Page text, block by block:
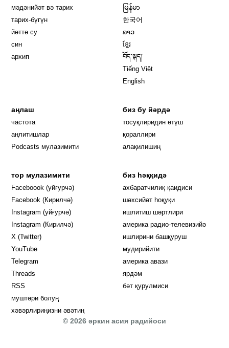
мәдәнийәт вә тарих
тарих-бүгүн
йәттә су
син
архип
မြန်မာ
한국어
ລາວ
ខ្មែរ
བོད་སྐད།
Tiếng Việt
English
аңлаш
частота
аңлитишлар
Podcasts мулазимити
биз бу йәрдә
тосуқлиридин өтүш
қораллири
алақилишиң
тор мулазимити
Faceboook (уйғурчә) Opens in new window
Facebook (Кирилчә) Opens in new window
Instagram (уйғурчә) Opens in new window
Instagram (Кирилчә) Opens in new window
X (Twitter)
YouTube
Telegram
Threads
RSS
муштәри болуң
хәвәрлириңизни әвәтиң
биз һәққидә
ахбаратчилиқ қаидиси
шәхсийәт һоқуқи
ишлитиш шәртлири
америка радио-телевизийә
ишлирини башқуруш
мудирийити
америка авази
ярдәм
бәт қурулмиси
© 2026 әркин асия радийоси